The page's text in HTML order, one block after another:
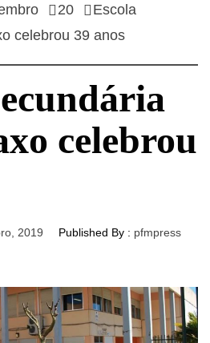
20
Escola
celebrou 39 anos
celebrou
2019 Published By : pfmpress